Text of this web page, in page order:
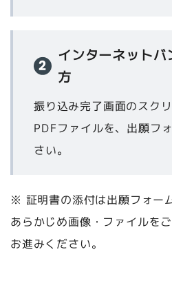
インターネット
方
振り込み完了画面のスク
PDFファイルを、出願フ
さい。
※ 証明書の添付は出願フォー
あらかじめ画像・ファイルを
お進みください。